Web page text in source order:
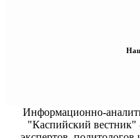
Информационно-
"Каспийский вестник"